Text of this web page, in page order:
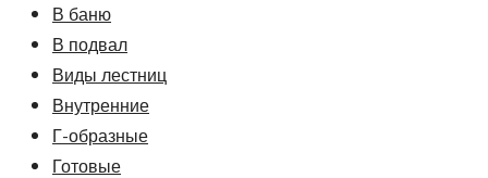
В баню
В подвал
Виды лестниц
Внутренние
Г-образные
Готовые